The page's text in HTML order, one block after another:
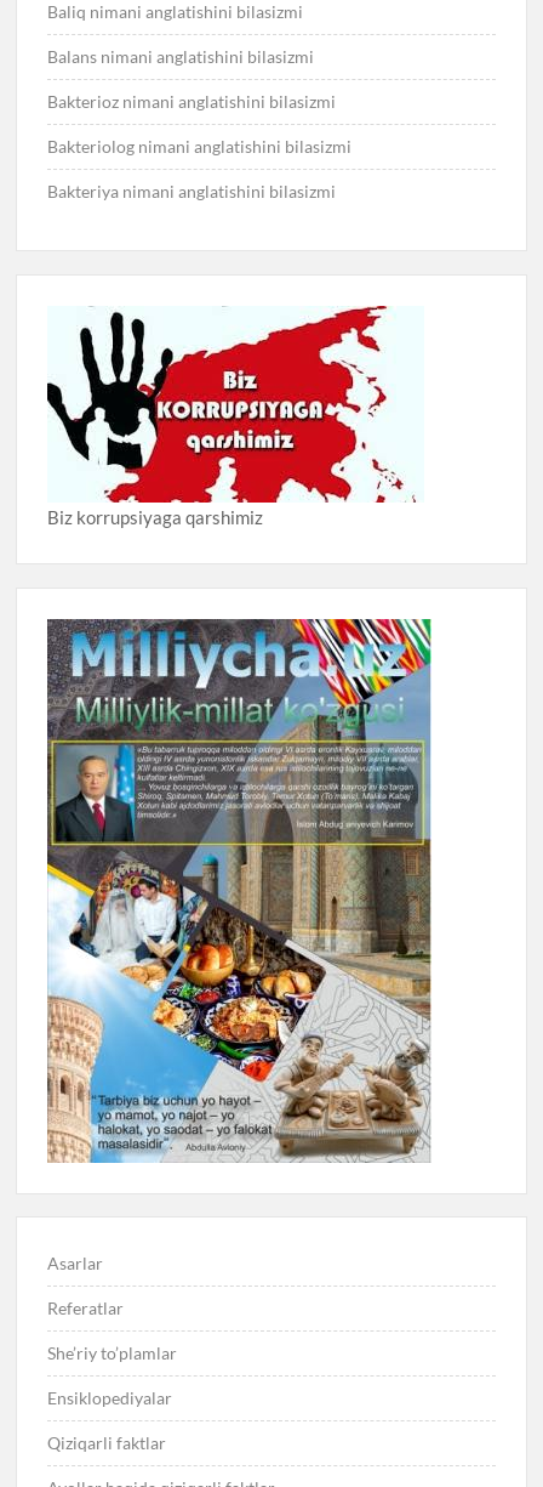
Baliq nimani anglatishini bilasizmi
Balans nimani anglatishini bilasizmi
Bakterioz nimani anglatishini bilasizmi
Bakteriolog nimani anglatishini bilasizmi
Bakteriya nimani anglatishini bilasizmi
Biz korrupsiyaga qarshimiz
Asarlar
Referatlar
She’riy to’plamlar
Ensiklopediyalar
Qiziqarli faktlar